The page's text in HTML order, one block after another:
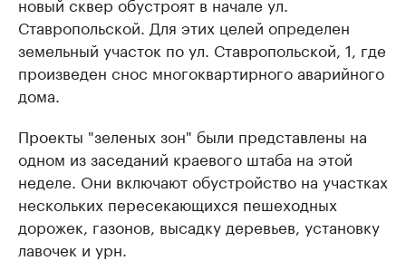
Ставропольской. Для этих целей определен
земельный участок по ул. Ставропольской, 1, где
произведен снос многоквартирного аварийного
дома.
Проекты "зеленых зон" были представлены на
одном из заседаний краевого штаба на этой
неделе. Они включают обустройство на участках
нескольких пересекающихся пешеходных
дорожек, газонов, высадку деревьев, установку
лавочек и урн.